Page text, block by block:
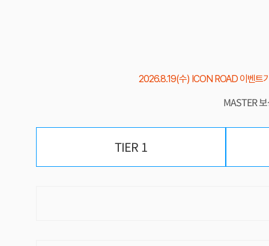
2026.8.19(수) ICON ROAD 이벤트
MASTER
TIER 1